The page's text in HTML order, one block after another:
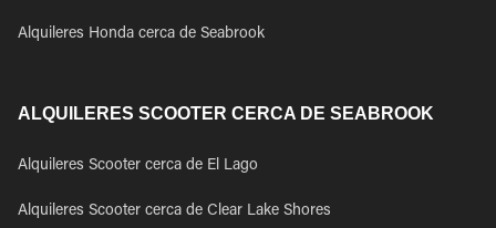
Alquileres Honda cerca de Seabrook
ALQUILERES SCOOTER CERCA DE SEABROOK
Alquileres Scooter cerca de El Lago
Alquileres Scooter cerca de Clear Lake Shores